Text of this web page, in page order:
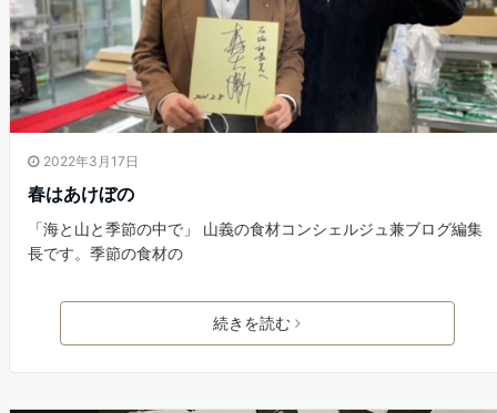
2022年3月17日
春はあけぼの
「海と山と季節の中で」 山義の食材コンシェルジュ兼ブログ編集
長です。季節の食材の
続きを読む